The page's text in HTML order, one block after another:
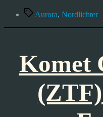
Schlagwörter
Aurora, Nordlichter
Komet